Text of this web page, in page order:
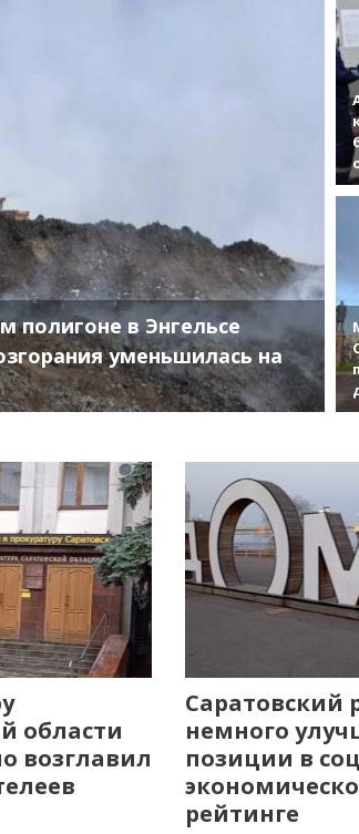
полигоне в Энгельсе
уменьшилась на
области
возглавил
Саратовский
немного
позиции в
рейтинге